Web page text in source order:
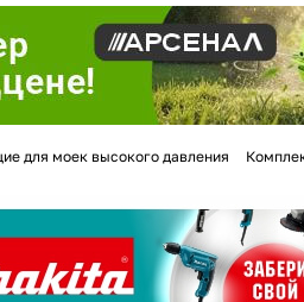
для моек высокого давления
клиентов всех банков
без переплат